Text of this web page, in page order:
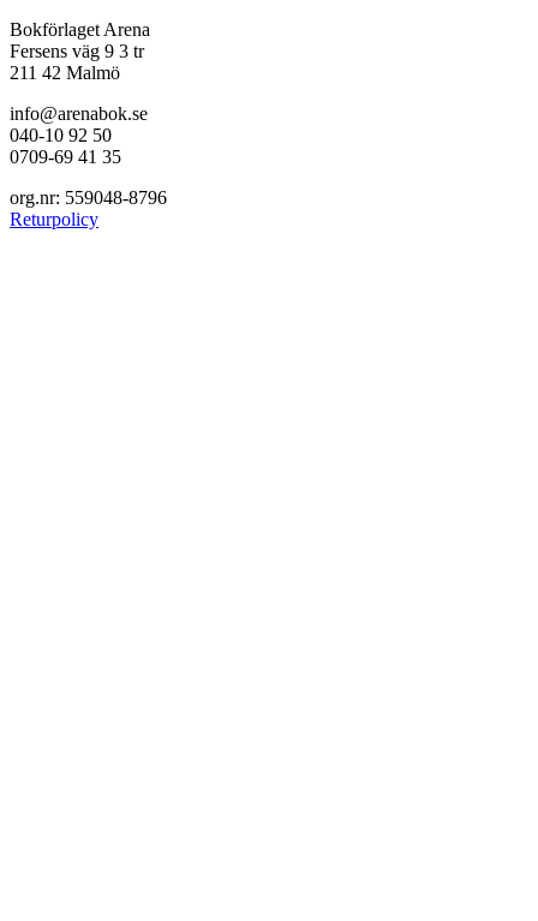
Bokförlaget Arena
Fersens väg 9 3 tr
211 42 Malmö
info@arenabok.se
040-10 92 50
0709-69 41 35
org.nr: 559048-8796
Returpolicy